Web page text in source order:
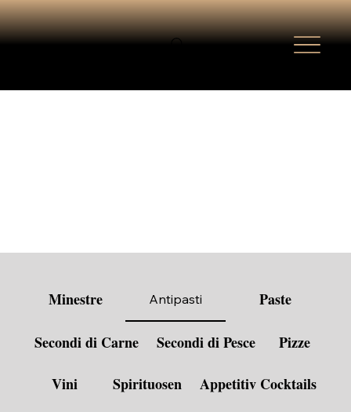
Minestre Antipasti Paste
Secondi di Carne Secondi di Pesce Pizze
Vini Spirituosen Appetitiv Cocktails